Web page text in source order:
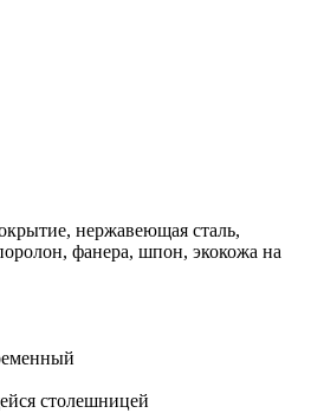
, нержавеющая сталь,
, фанера, шпон, экокожа на
столешницей